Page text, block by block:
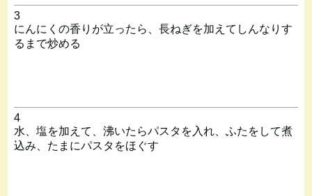
3
にんにくの香りが立ったら、長ねぎを加えてしんなりす
るまで炒める
4
水、塩を加えて、沸いたらパスタを入れ、ふたをして煮
込み、たまにパスタをほぐす